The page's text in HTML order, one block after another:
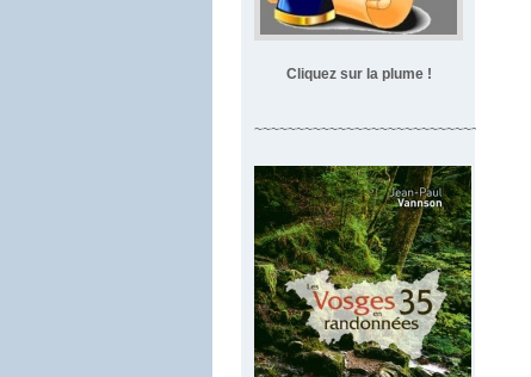
Cliquez sur la plume !
~~~~~~~~~~~~~~~~~~~~~~~~~~~~~~~~~~